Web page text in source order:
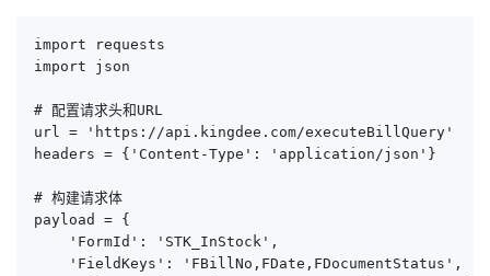
import requests
import json
# 配置请求头和URL
url = 'https://api.kingdee.com/executeBillQuery'
headers = {'Content-Type': 'application/json'}
# 构建请求体
payload = {
    'FormId': 'STK_InStock',
    'FieldKeys': 'FBillNo,FDate,FDocumentStatus',